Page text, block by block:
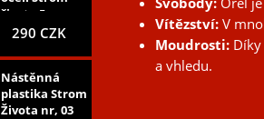
Vítězství:V
Moudrosti:
a vhledu.
života 5
290 CZK
Nástěnná
plastika Strom
Života nr, 03